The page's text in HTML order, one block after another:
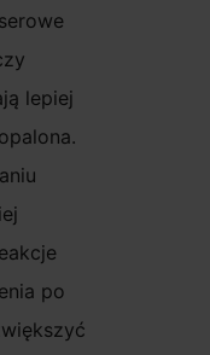
lepiej
po